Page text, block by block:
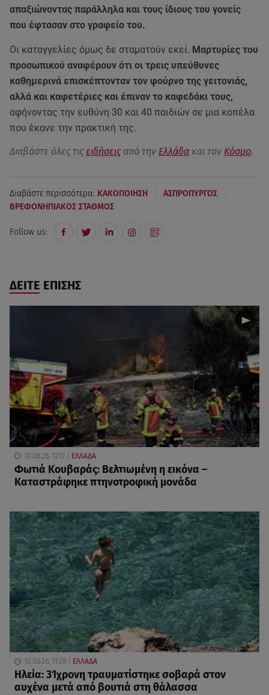
απαξιώνοντας παράλληλα και τους ίδιους του γονείς
που έφτασαν στο γραφείο του.
Οι καταγγελίες όμως δε σταματούν εκεί. Μαρτυρίες του
προσωπικού αναφέρουν ότι οι τρεις υπεύθυνες
καθημερινά επισκέπτονταν τον φούρνο της γειτονιάς,
αλλά και καφετέριες και έπιναν το καφεδάκι τους,
αφήνοντας την ευθύνη 30 και 40 παιδιών σε μια κοπέλα
που έκανε την πρακτική της.
Διαβάστε όλες τις ειδήσεις από την Ελλάδα και τον Κόσμο.
Διαβάστε περισσότερα: ΚΑΚΟΠΟΙΗΣΗ ΑΣΠΡΟΠΥΡΓΟΣ
ΒΡΕΦΟΝΗΠΙΑΚΟΣ ΣΤΑΘΜΟΣ
Follow us:
ΔΕΙΤΕ ΕΠΙΣΗΣ
10.08.26, 12:17 ΕΛΛΑΔΑ
Φωτιά Κουβαράς: Βελτιωμένη η εικόνα –
Καταστράφηκε πτηνοτροφική μονάδα
10.08.26, 11:28 ΕΛΛΑΔΑ
Ηλεία: 31χρονη τραυματίστηκε σοβαρά στον
αυχένα μετά από βουτιά στη θάλασσα